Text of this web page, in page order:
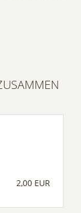
2,00 EUR